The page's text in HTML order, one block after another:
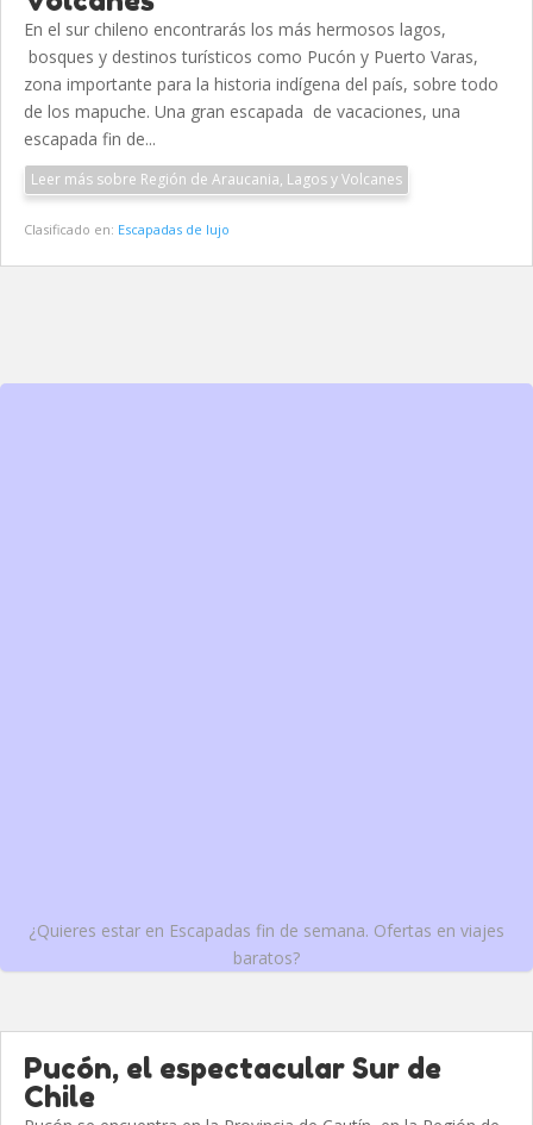
En el sur chileno encontrarás los más hermosos lagos,
bosques y destinos turísticos como Pucón y Puerto Varas,
zona importante para la historia indígena del país, sobre todo
de los mapuche. Una gran escapada de vacaciones, una
escapada fin de...
Leer más sobre Región de Araucania, Lagos y Volcanes
Clasificado en: Escapadas de lujo
¿Quieres estar en Escapadas fin de semana. Ofertas en viajes
baratos?
Pucón, el espectacular Sur de
Chile